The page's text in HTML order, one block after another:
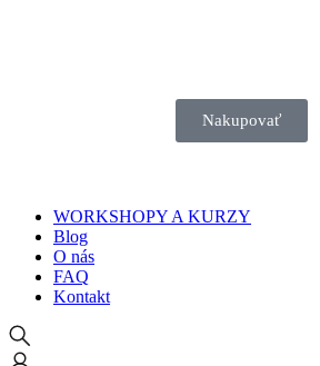
Nakupovať
WORKSHOPY A KURZY
Blog
O nás
FAQ
Kontakt